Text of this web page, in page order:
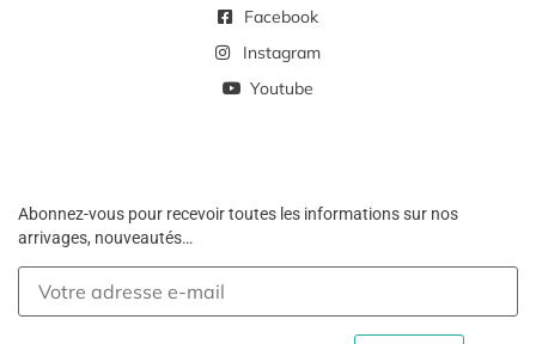
Facebook
Instagram
Youtube
Abonnez-vous pour recevoir toutes les informations sur nos
arrivages, nouveautés…